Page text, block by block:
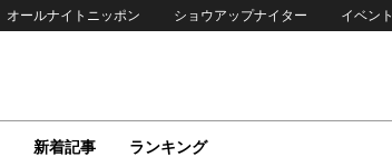
オールナイトニッポン ショウアップナイター イベント
新着記事 ランキング